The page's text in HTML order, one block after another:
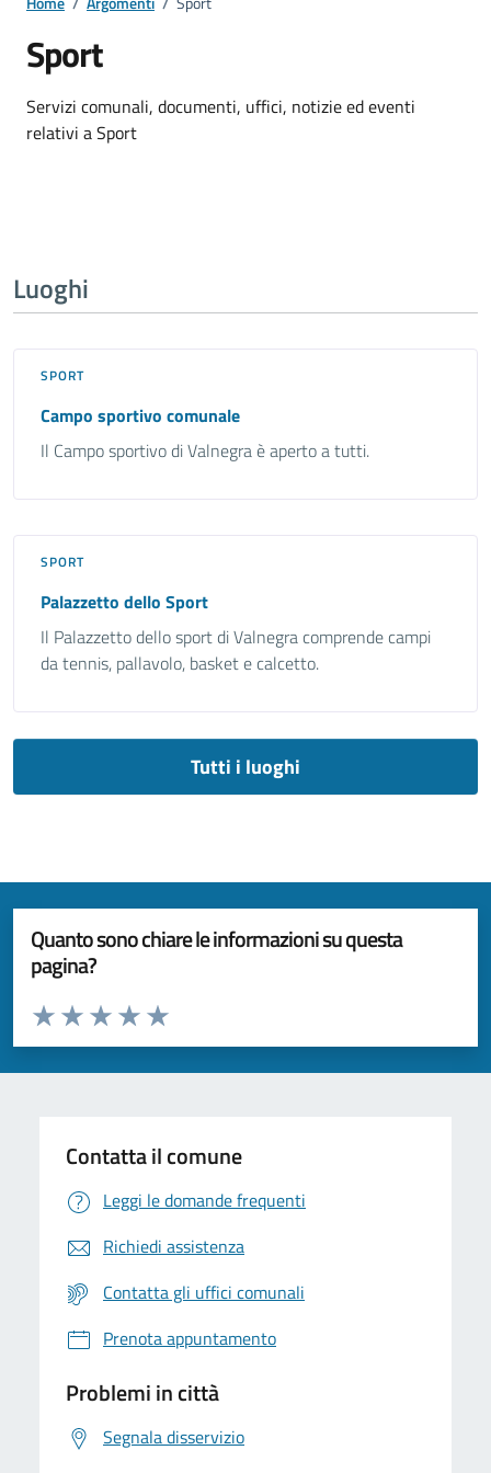
Sport
Dettagli della notizia
Servizi comunali, documenti, uffici, notizie ed eventi
relativi a Sport
Luoghi
SPORT
Campo sportivo comunale
Il Campo sportivo di Valnegra è aperto a tutti.
SPORT
Palazzetto dello Sport
Il Palazzetto dello sport di Valnegra comprende campi
da tennis, pallavolo, basket e calcetto.
Tutti i luoghi
Quanto sono chiare le informazioni su questa
pagina?
Valuta da 1 a 5 stelle la pagina
Valuta 5 stelle su 5
Valuta 4 stelle su 5
Valuta 3 stelle su 5
Valuta 2 stelle su 5
Valuta 1 stelle su 5
Contatta il comune
Leggi le domande frequenti
Richiedi assistenza
Contatta gli uffici comunali
Prenota appuntamento
Problemi in città
Segnala disservizio